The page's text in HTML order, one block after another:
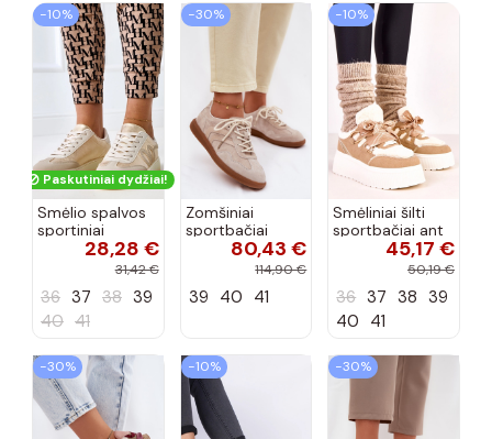
−10%
Paskutiniai dydžiai!
Smėlio spalvos
sportiniai
bateliai su
platforma ir
Izabell
28,28 €
31,42 €
36 37 38 39
40 41
−30%
Zomšiniai
sportbačiai
moteriški žemi
smėlio spalvos
80,43 €
114,90 €
39 40 41
−10%
Smėliniai šilti
sportbačiai ant
platformos45,17 €
50,19 €
36 37 38 39
40 41
−30% −10% −30%